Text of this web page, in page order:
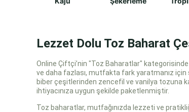
Lezzet Dolu Toz Baharat
Online Çiftçi’nin "Toz Baharatlar"
ve daha fazlası, mutfakta fark yaratmanız için
biber çeşitlerinden zencefil ve vanilya tozuna
ihtiyacınıza uygun şekilde paketlenmiştir.
Toz baharatlar, mutfağınızda lezzeti ve